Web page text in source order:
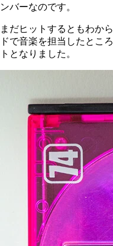
ンバーなのです。
まだヒットするともわか
ドで音楽を担当したとこ
トとなりました。